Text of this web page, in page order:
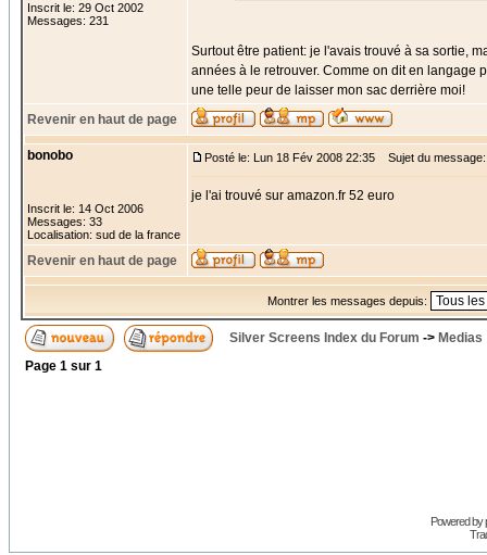
Inscrit le: 29 Oct 2002
Messages: 231
Surtout être patient: je l'avais trouvé à sa sortie,
années à le retrouver. Comme on dit en langage
une telle peur de laisser mon sac derrière moi!
Revenir en haut de page
bonobo
Inscrit le: 14 Oct 2006
Messages: 33
Localisation: sud de la france
Posté le: Lun 18 Fév 2008 22:35 Sujet du message:
je l'ai trouvé sur amazon.fr 52 euro
Revenir en haut de page
Montrer les messages depuis:
Silver Screens Index du Forum -> Medias
Page 1 sur 1
Powered by